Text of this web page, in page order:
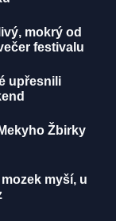
mokrý od
festivalu
upřesnili
Žbirky
myší, u